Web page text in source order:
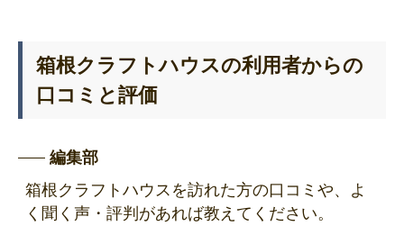
箱根クラフトハウスの利用者からの
口コミと評価
編集部
箱根クラフトハウスを訪れた方の口コミや、よ
く聞く声・評判があれば教えてください。